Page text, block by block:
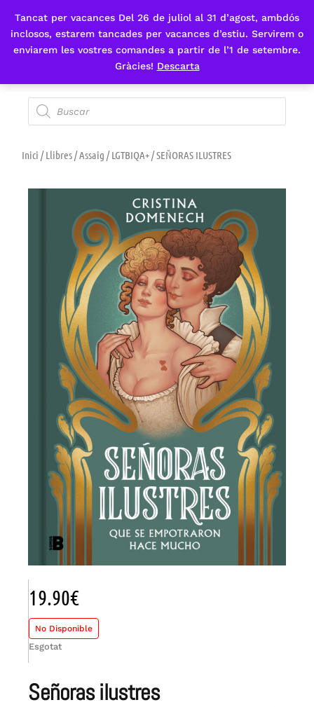
Tancat per vacances Del 26 de juliol al 31 d’agost, ambdós
inclosos, estarem tancades per vacances d’estiu. Servirem o
enviarem les vostres comandes a partir de l’1 de setembre.
Gràcies! Descarta
Fes-te'n sòcia
Inici /Llibres/Assaig /LGTBIQA+/ SEÑORAS ILUSTRES
señoras ilustres
19.90€
No Disponible
Esgotat